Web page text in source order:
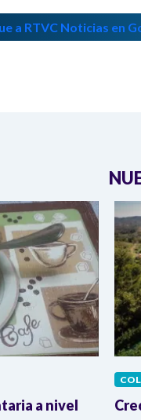
a RTVC Noticias en
a nivel